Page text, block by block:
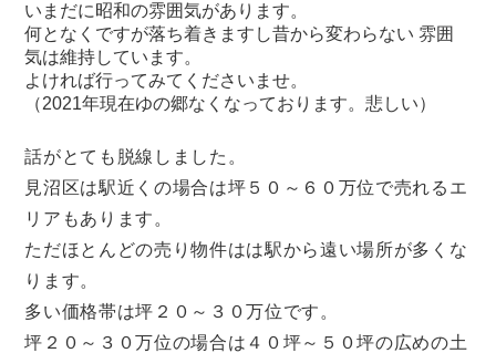
いまだに昭和の雰囲気があります。
何となくですが落ち着きますし昔から変わらない 雰囲
気は維持しています。
よければ行ってみてくださいませ。
（2021年現在ゆの郷なくなっております。悲しい）
話がとても脱線しました。
見沼区は駅近くの場合は坪５０～６０万位で売れるエ
リアもあります。
ただほとんどの売り物件はは駅から遠い場所が多くな
ります。
多い価格帯は坪２０～３０万位です。
坪２０～３０万位の場合は４０坪～５０坪の広めの土